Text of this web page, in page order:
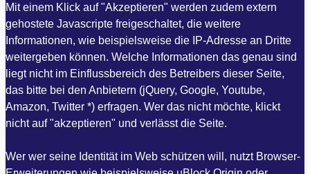
Mit einem Klick auf "Akzeptieren" werden zudem extern
gehostete Javascripte freigeschaltet, die weitere
Informationen, wie beispielsweise die IP-Adresse an Dritte
weitergeben können. Welche Informationen das genau sind
liegt nicht im Einflussbereich des Betreibers dieser Seite,
das bitte bei den Anbietern (jQuery, Google, Youtube,
Amazon, Twitter *) erfragen. Wer das nicht möchte, klickt
nicht auf "akzeptieren" und verlässt die Seite.
Wer wer seine Identität im Web schützen will, nutzt Browser-